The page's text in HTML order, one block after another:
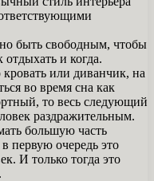
быть свободным, чтобы
и когда.
или диванчик, на
во время сна как
то весь следующий
раздражительным.
большую часть
первую очередь это
И только тогда это